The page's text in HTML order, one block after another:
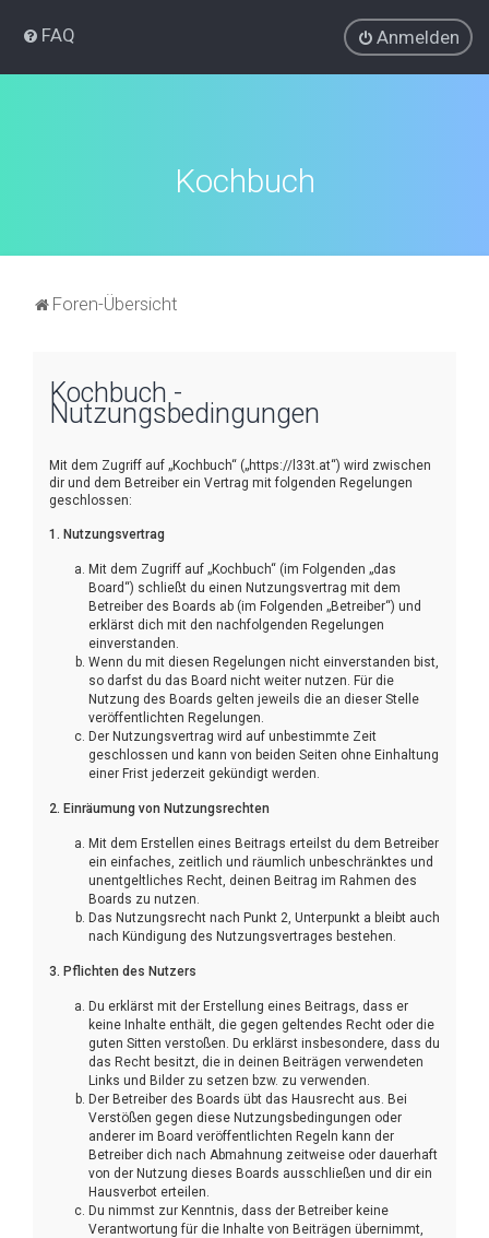
FAQ Anmelden
Kochbuch
Foren-Übersicht
Kochbuch -
Nutzungsbedingungen
Mit dem Zugriff auf „Kochbuch“ („https://l33t.at“) wird zwischen
dir und dem Betreiber ein Vertrag mit folgenden Regelungen
geschlossen:
1. Nutzungsvertrag
Mit dem Zugriff auf „Kochbuch“ (im Folgenden „das
Board“) schließt du einen Nutzungsvertrag mit dem
Betreiber des Boards ab (im Folgenden „Betreiber“) und
erklärst dich mit den nachfolgenden Regelungen
einverstanden.
Wenn du mit diesen Regelungen nicht einverstanden bist,
so darfst du das Board nicht weiter nutzen. Für die
Nutzung des Boards gelten jeweils die an dieser Stelle
veröffentlichten Regelungen.
Der Nutzungsvertrag wird auf unbestimmte Zeit
geschlossen und kann von beiden Seiten ohne Einhaltung
einer Frist jederzeit gekündigt werden.
2. Einräumung von Nutzungsrechten
Mit dem Erstellen eines Beitrags erteilst du dem Betreiber
ein einfaches, zeitlich und räumlich unbeschränktes und
unentgeltliches Recht, deinen Beitrag im Rahmen des
Boards zu nutzen.
Das Nutzungsrecht nach Punkt 2, Unterpunkt a bleibt auch
nach Kündigung des Nutzungsvertrages bestehen.
3. Pflichten des Nutzers
Du erklärst mit der Erstellung eines Beitrags, dass er
keine Inhalte enthält, die gegen geltendes Recht oder die
guten Sitten verstoßen. Du erklärst insbesondere, dass du
das Recht besitzt, die in deinen Beiträgen verwendeten
Links und Bilder zu setzen bzw. zu verwenden.
Der Betreiber des Boards übt das Hausrecht aus. Bei
Verstößen gegen diese Nutzungsbedingungen oder
anderer im Board veröffentlichten Regeln kann der
Betreiber dich nach Abmahnung zeitweise oder dauerhaft
von der Nutzung dieses Boards ausschließen und dir ein
Hausverbot erteilen.
Du nimmst zur Kenntnis, dass der Betreiber keine
Verantwortung für die Inhalte von Beiträgen übernimmt,